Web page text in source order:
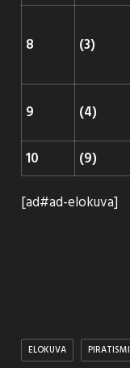
8 (3)
9 (4)
10
(9)
[ad#ad-elokuva]
ELOKUVA PIRATISMI